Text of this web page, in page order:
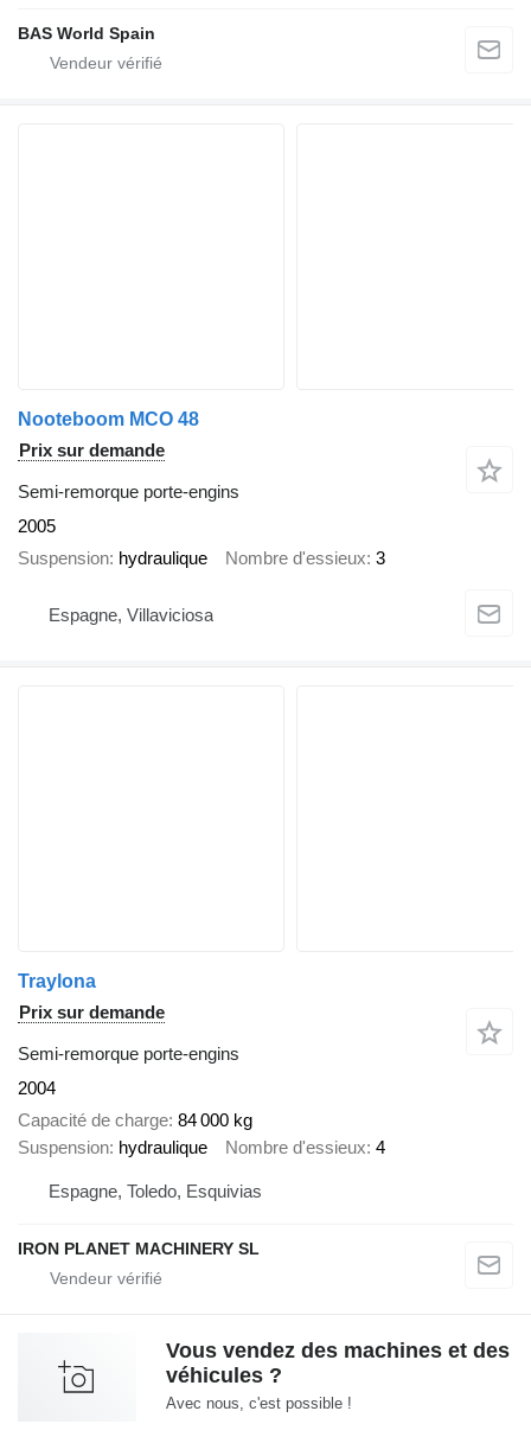
BAS World Spain
Nooteboom MCO 48
Prix sur demande
Semi-remorque porte-engins
2005
Suspension hydraulique Nombre d'essieux 3
Espagne, Villaviciosa
Traylona
Prix sur demande
Semi-remorque porte-engins
2004
Capacité de charge 84 000 kg
Suspension hydraulique Nombre d'essieux 4
Espagne, Toledo, Esquivias
IRON PLANET MACHINERY SL
Vous vendez des machines et des
véhicules ?
Avec nous, c'est possible !